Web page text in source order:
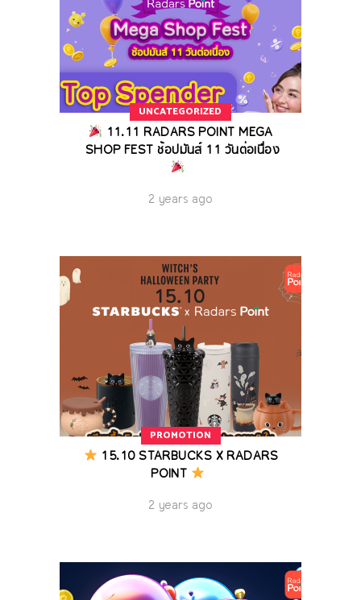
UNCATEGORIZED
11.11 RADARS POINT MEGA
SHOP FEST ช้อปมันส์ 11 วันต่อเนื่อง
2 years ago
PROMOTION
15.10 STARBUCKS X RADARS
POINT
2 years ago